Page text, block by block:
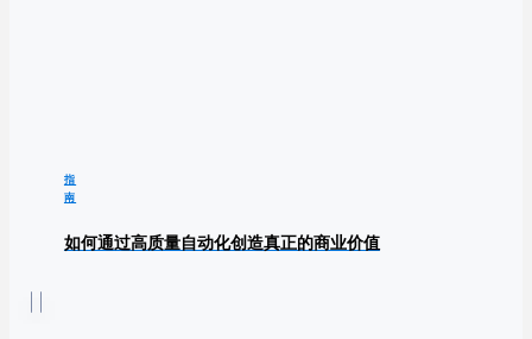
指
南
如何通过高质量自动化创造真正的商业价值